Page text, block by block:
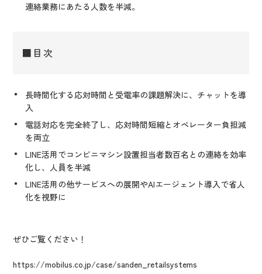
連絡業務にあたる人数を半減。
■目次
長時間化する応対時間と受電率の課題解決に、チャットを導
入
電話対応を完全終了し、応対時間短縮とオペレーター負担減
を両立
LINE活用でコンビニマシン設置担当者数百名との連絡を効率
化し、人員を半減
LINE活用の他サービスへの展開やAIエージェント導入で省人
化を視野に
ぜひご覧ください！
https://mobilus.co.jp/case/sanden_retailsystems